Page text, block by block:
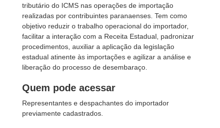
tributário do ICMS nas operações de importação
realizadas por contribuintes paranaenses. Tem como
objetivo reduzir o trabalho operacional do importador,
facilitar a interação com a Receita Estadual, padronizar
procedimentos, auxiliar a aplicação da legislação
estadual atinente às importações e agilizar a análise e
liberação do processo de desembaraço.
Quem pode acessar
Representantes e despachantes do importador
previamente cadastrados.